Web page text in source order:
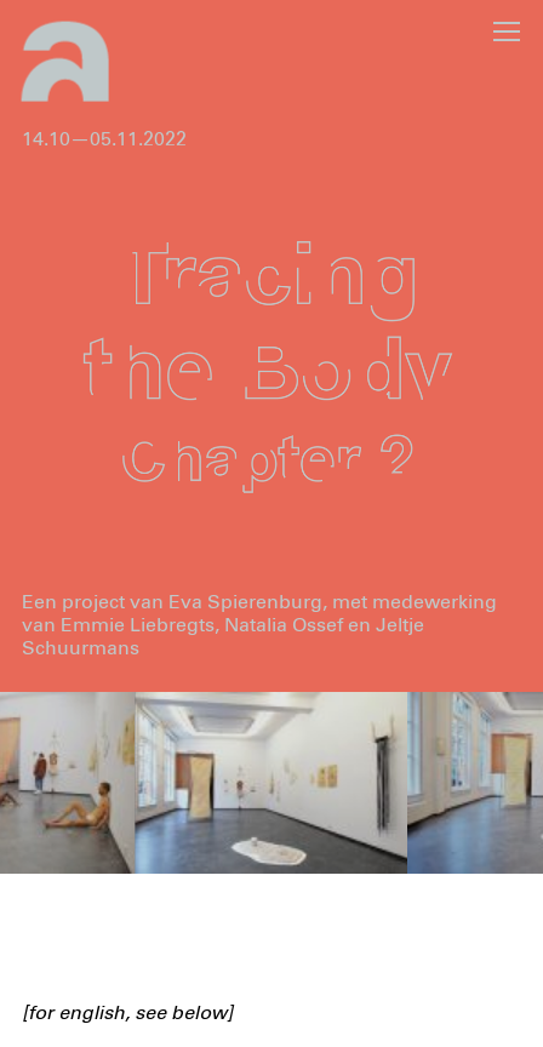
14.10—05.11.2022
Een project van Eva Spierenburg, met medewerking
van Emmie Liebregts, Natalia Ossef en Jeltje
Schuurmans
[for english, see below]